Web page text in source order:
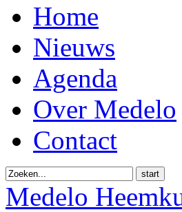
Home
Nieuws
Agenda
Over Medelo
Contact
start
Medelo